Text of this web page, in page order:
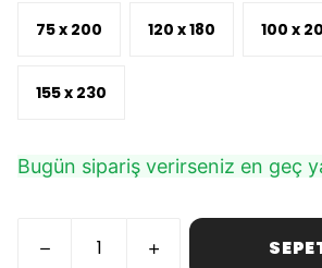
75 x 200 120 x 180 100 x
155 x 230
Bugün sipariş verirseniz en geç